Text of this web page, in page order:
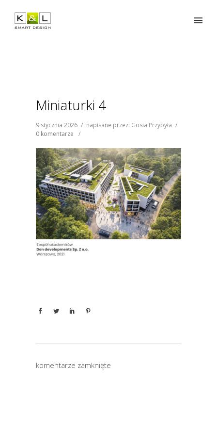
Miniaturki 4
9 stycznia 2026 / napisane przez: Gosia Przybyła /
0 komentarze
/
komentarze zamknięte